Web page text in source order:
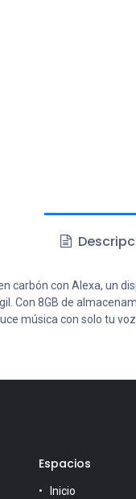
carbón con Alexa, un
Con 8GB de
música con solo tu
Espacios
Inicio